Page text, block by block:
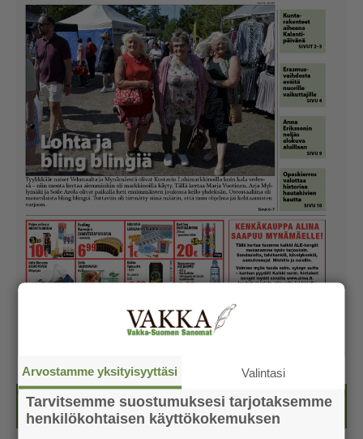
Kesälehti (ilmainen)
Arvostamme yksityisyyttäsi Valintasi
Tarvitsemme suostumuksesi tarjotaksemme
henkilökohtaisen käyttökokemuksen